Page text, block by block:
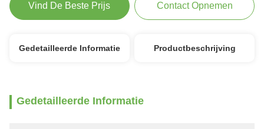
Vind De Beste Prijs Contact Opnemen
Gedetailleerde Informatie Productbeschrijving
Gedetailleerde Informatie